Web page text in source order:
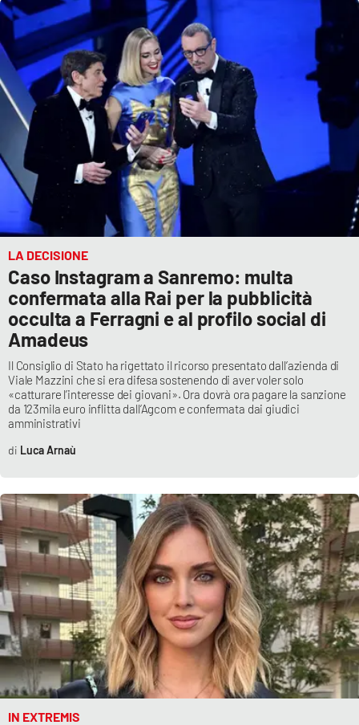
LA DECISIONE
Caso Instagram a Sanremo: multa
confermata alla Rai per la pubblicità
occulta a Ferragni e al profilo social di
Amadeus
Il Consiglio di Stato ha rigettato il ricorso presentato dall’azienda di
Viale Mazzini che si era difesa sostenendo di aver voler solo
«catturare l’interesse dei giovani». Ora dovrà ora pagare la sanzione
da 123mila euro inflitta dall’Agcom e confermata dai giudici
amministrativi
Luca Arnaù
IN EXTREMIS